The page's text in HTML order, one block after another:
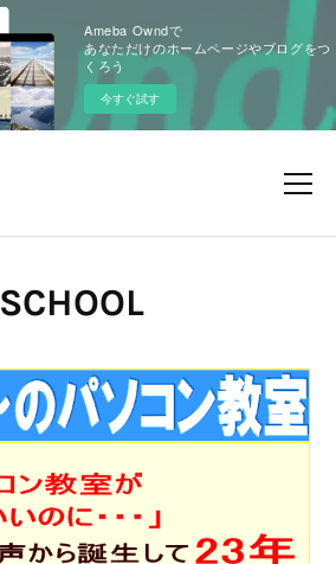
Ameba Owndで
あなただけのホームページやブログをつ
くろう
今すぐ試す
SCHOOL